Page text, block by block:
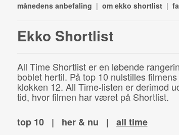
månedens anbefaling | om ekko shortlist |
Ekko Shortlist
All Time Shortlist er en løbende
boblet hertil. På top 10 nulstilles
klokken 12. All Time-listen er derimod
tid, hvor filmen har været på Shortlist.
top 10
| her & nu | all time